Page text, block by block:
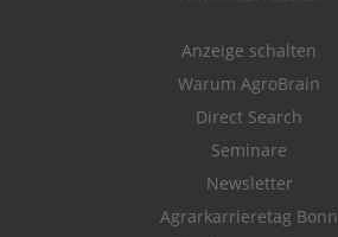
Anzeige schalten
Warum AgroBrain
Direct Search
Seminare
Newsletter
Agrarkarrieretag Bonn